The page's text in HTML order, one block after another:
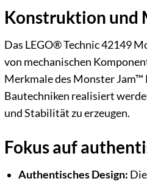
Konstruktion und
Das LEGO® Technic 42149
von mechanischen
Merkmale des Monster
Bautechniken realisiert
und Stabilität zu erzeugen.
Fokus auf
Authentisches Design: